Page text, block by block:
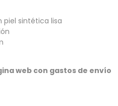
piel sintética lisa
web con gastos de envío